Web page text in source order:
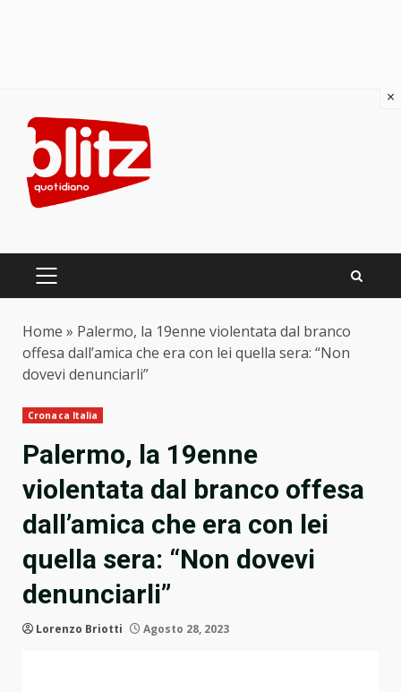
content
PRIMARY
Home » Palermo, la 19enne violentata dal branco
offesa dall’amica che era con lei quella sera: “Non
dovevi denunciarli”
Cronaca Italia
Palermo, la 19enne
violentata dal branco offesa
dall’amica che era con lei
quella sera: “Non dovevi
denunciarli”
Lorenzo Briotti Agosto 28, 2023
×